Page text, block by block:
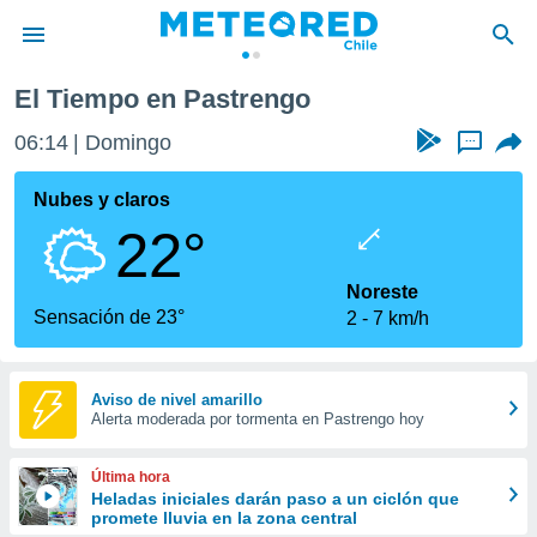
de
por
que se
calidad.
a este
las
y
forma
digital
basada
El Tiempo en Pastrengo
06:14 Domingo ...
Nubes y claros
22°
Sensación de 23°
Noreste
2
7 km/h
Aviso de nivel amarillo
Alerta moderada por tormenta en Pastrengo hoy
Última hora
Heladas iniciales darán paso a un ciclón que
promete lluvia en la zona central